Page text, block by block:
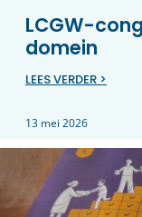
LCGW-
domein
LEES VERDER >
13 mei 2026